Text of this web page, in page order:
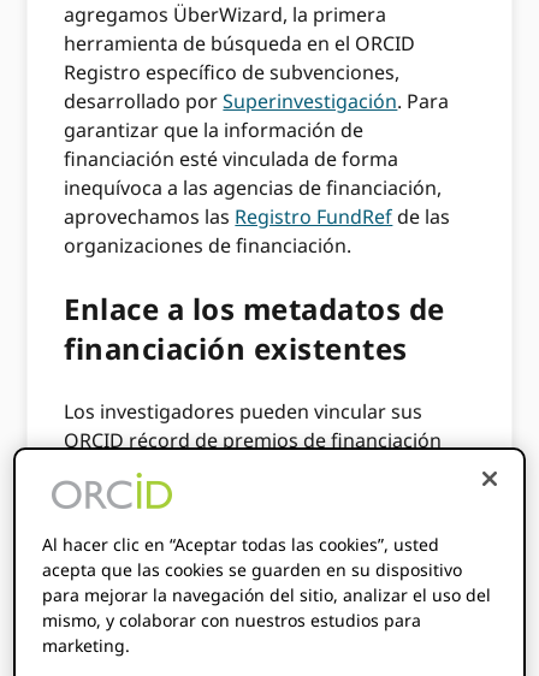
agregamos ÜberWizard, la primera
herramienta de búsqueda en el ORCID
Registro específico de subvenciones,
desarrollado porSuperinvestigación. Para
garantizar que la información de
financiación esté vinculada de forma
inequívoca a las agencias de financiación,
aprovechamos las Registro FundRefde las
organizaciones de financiación.
Enlace a los metadatos de
financiación existentes
Los investigadores pueden vincular sus
ORCID récord de premios de financiación
utilizando nuestro nuevo módulo de
financiación. Simplemente inicie sesión en su
Financiamiento en su registro. Una vez allí,
puede
haga clic en el Agregar fondos
manualmente
Al hacer clic en “Aceptar todas las cookies”, usted
acepta que las cookies se guarden en su dispositivo
para mejorar la navegación del sitio, analizar el uso del
mismo, y colaborar con nuestros estudios para
marketing.